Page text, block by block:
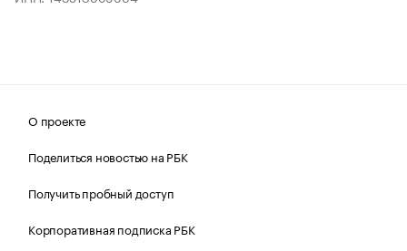
О проекте
Поделиться новостью на РБК
Получить пробный доступ
Корпоративная подписка РБК